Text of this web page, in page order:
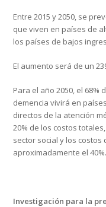
Entre 2015 y 2050, se
que viven en países de
los países de bajos
El aumento será de un
Para el año 2050, el
demencia vivirá en
directos de la atención
20% de los costos
sector social y los
aproximadamente el 40%.
Investigación para la